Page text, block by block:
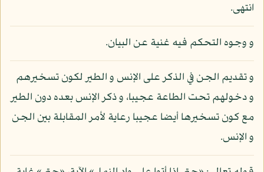
انتهى.
و وجوه التحكم فيه غنية عن البيان.
و تقديم الجن في الذكر على الإنس و الطير لكون تسخيرهم
و دخولهم تحت الطاعة عجيبا، و ذكر الإنس بعده دون الطير
مع كون تسخيرها أيضا عجيبا رعاية لأمر المقابلة بين الجن
و الإنس.